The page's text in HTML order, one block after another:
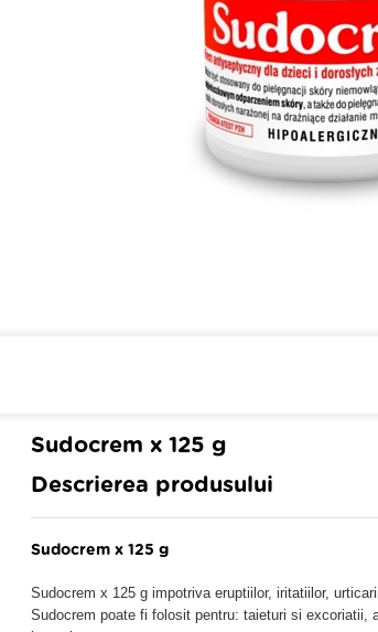
Sudocrem x 125 g
Descrierea produsului
Sudocrem x 125 g
Sudocrem x 125 g impotriva eruptiilor, iritatiilor,
Sudocrem poate fi folosit pentru: taieturi si excoriatii,